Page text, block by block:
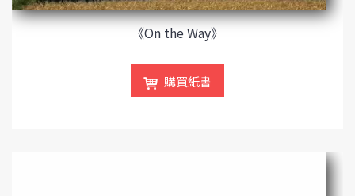
《On the Way》
購買紙書